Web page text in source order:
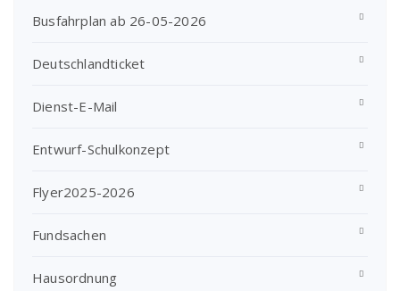
Busfahrplan ab 26-05-2026
Deutschlandticket
Dienst-E-Mail
Entwurf-Schulkonzept
Flyer2025-2026
Fundsachen
Hausordnung